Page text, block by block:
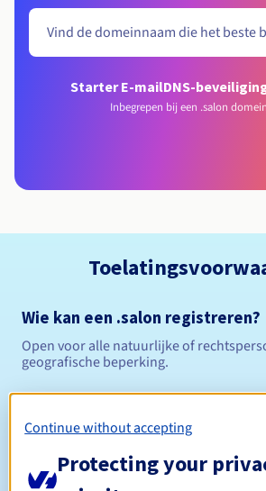
Starter E-mailDNS-
Inbegrepen bij een .salon
Wie kan een .salon registreren?
Open voor alle natuurlijke of
geografische beperking.
Beheerregels en
Continue without accepting
Protecting your